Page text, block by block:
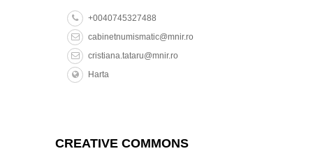
+0040745327488
cabinetnumismatic@mnir.ro
cristiana.tataru@mnir.ro
Harta
CREATIVE COMMONS